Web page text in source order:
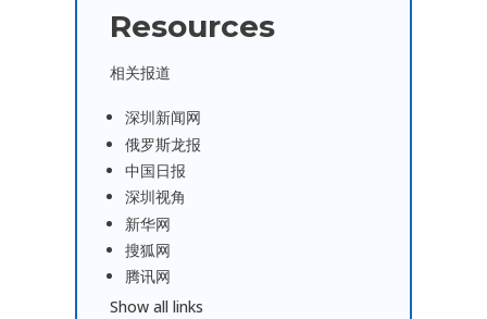
Resources
相关报道
深圳新闻网
俄罗斯龙报
中国日报
深圳视角
新华网
搜狐网
腾讯网
Show all links